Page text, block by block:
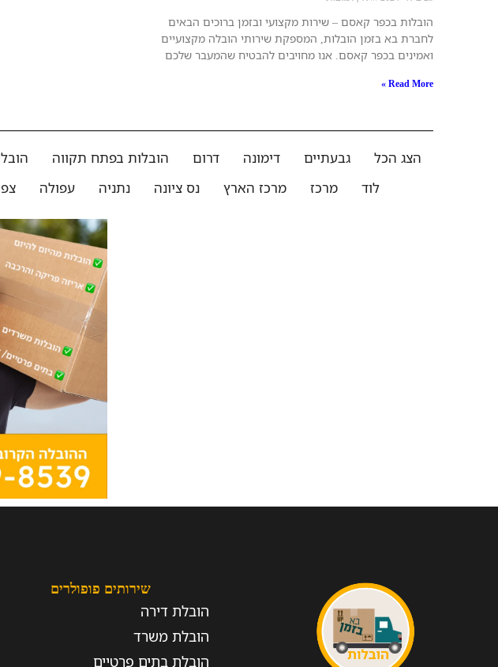
הובלות בכפר קאסם – שירות מקצועי ובזמן ברוכים הבאים
לחברת בא בזמן הובלות, המספקת שירותי הובלה מקצועיים
ואמינים בכפר קאסם. אנו מחויבים להבטיח שהמעבר שלכם
Read More »
הצג הכל גבעתיים דימונה דרום הובלות בפתח תקווה
לוד
מרכז מרכז הארץ נס ציונה נתניה עפולה
שירותים פופולרים
הובלת דירה
הובלת משרד
הובלת בתים פרטיים